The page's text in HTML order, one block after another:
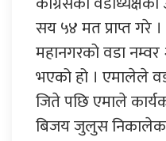
सय ५४ मत प्राप्त गरे
महानगरको वडा
भएको हो । एमालेले
जिते पछि एमाले
बिजय जुलुस